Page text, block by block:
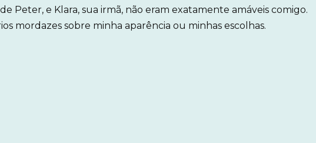
Peter, e Klara, sua irmã, não eram exatamente amáveis comigo.
mordazes sobre minha aparência ou minhas escolhas.